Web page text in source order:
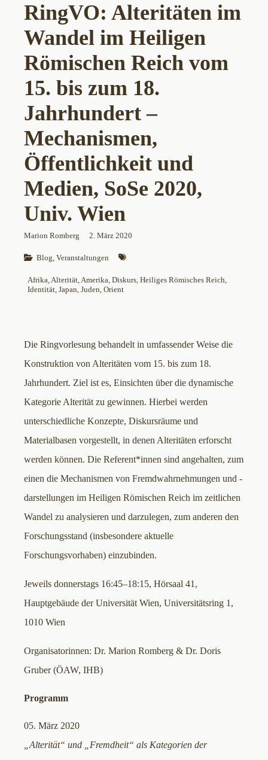
RingVO: Alteritäten im
Wandel im Heiligen
Römischen Reich vom
15. bis zum 18.
Jahrhundert –
Mechanismen,
Öffentlichkeit und
Medien, SoSe 2020,
Univ. Wien
Marion Romberg 2. März 2020
Blog, Veranstaltungen
Afrika, Alterität, Amerika, Diskurs, Heiliges Römisches Reich
Identität, Japan, Juden, Orient
Die Ringvorlesung behandelt in umfassender Weise die
Konstruktion von Alteritäten vom 15. bis zum 18.
Jahrhundert. Ziel ist es, Einsichten über die dynamische
Kategorie Alterität zu gewinnen. Hierbei werden
unterschiedliche Konzepte, Diskursräume und
Materialbasen vorgestellt, in denen Alteritäten erforscht
werden können. Die Referent*innen sind angehalten, zum
einen die Mechanismen von Fremdwahrnehmungen und -
darstellungen im Heiligen Römischen Reich im zeitlichen
Wandel zu analysieren und darzulegen, zum anderen den
Forschungsstand (insbesondere aktuelle
Forschungsvorhaben) einzubinden.
Jeweils donnerstags 16:45–18:15, Hörsaal 41,
Hauptgebäude der Universität Wien, Universitätsring 1,
1010 Wien
Organisatorinnen: Dr. Marion Romberg & Dr. Doris
Gruber (ÖAW, IHB)
Programm
05. März 2020
„Alterität“ und „Fremdheit“ als Kategorien der